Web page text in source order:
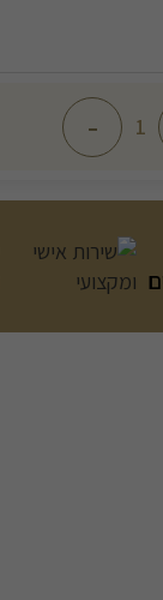
-